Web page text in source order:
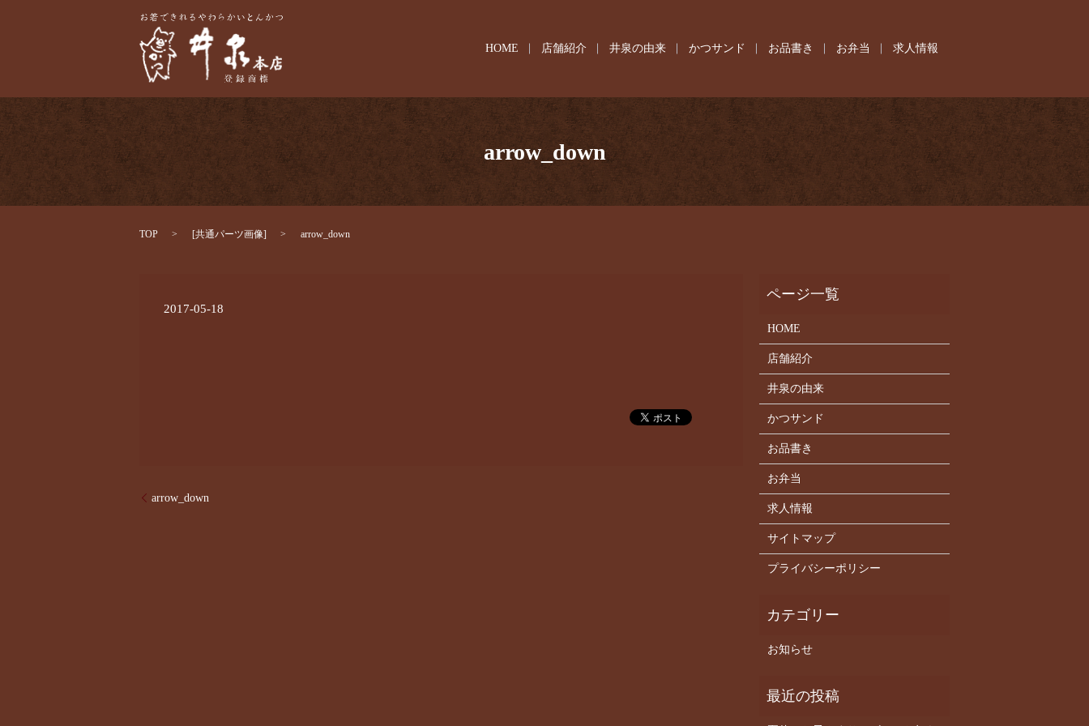
HOME 店舗紹介 井泉の由来 かつサンド お品書き お弁当 求人情報
arrow_down
TOP [共通パーツ画像] arrow_down
2017-05-18
arrow_down
HOME
店舗紹介
井泉の由来
かつサンド
お品書き
お弁当
求人情報
サイトマップ
プライバシーポリシー
お知らせ